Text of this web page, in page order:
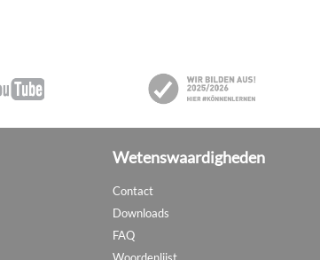
Wetenswaardigheden
Contact
Downloads
FAQ